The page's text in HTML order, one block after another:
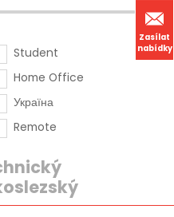
Zasílat
nabídky
Student
Home Office
Україна
Remote